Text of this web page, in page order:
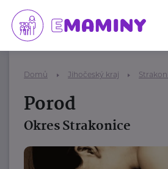
Domů Jihočeský kraj
Porod
Okres Strakonice